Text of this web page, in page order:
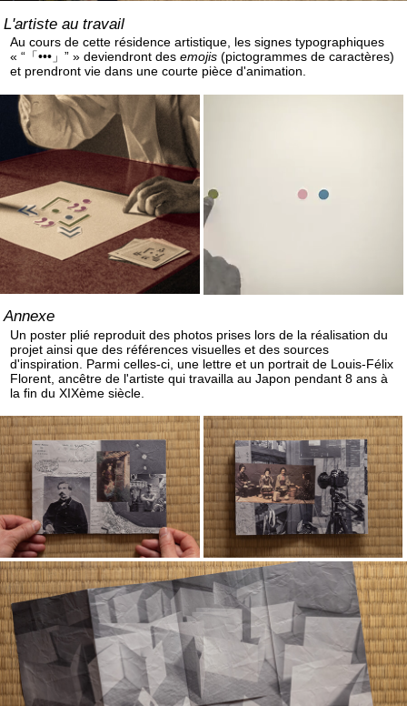
L'artiste au travail
Au cours de cette résidence artistique, les signes typographiques
« “「•••」” » deviendront desemojis (pictogrammes de caractères)
et prendront vie dans une courte pièce d'animation.
Annexe
Un poster plié reproduit des photos prises lors de la réalisation du
projet ainsi que des références visuelles et des sources
d'inspiration. Parmi celles-ci, une lettre et un portrait de Louis-Félix
Florent, ancêtre de l'artiste qui travailla au Japon pendant 8 ans à
la fin du XIXème siècle.